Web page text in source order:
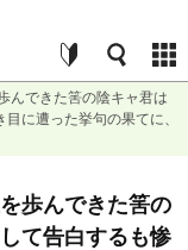
んできた筈の陰キャ君は
に遭った挙句の果てに、
歩んできた筈の
て告白するも惨